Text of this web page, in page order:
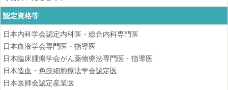
認定資格等
日本内科学会認定内科医・総合内科専門医
日本血液学会専門医・指導医
日本臨床腫瘍学会がん薬物療法専門医・指導医
日本造血・免疫細胞療法学会認定医
日本医師会認定産業医